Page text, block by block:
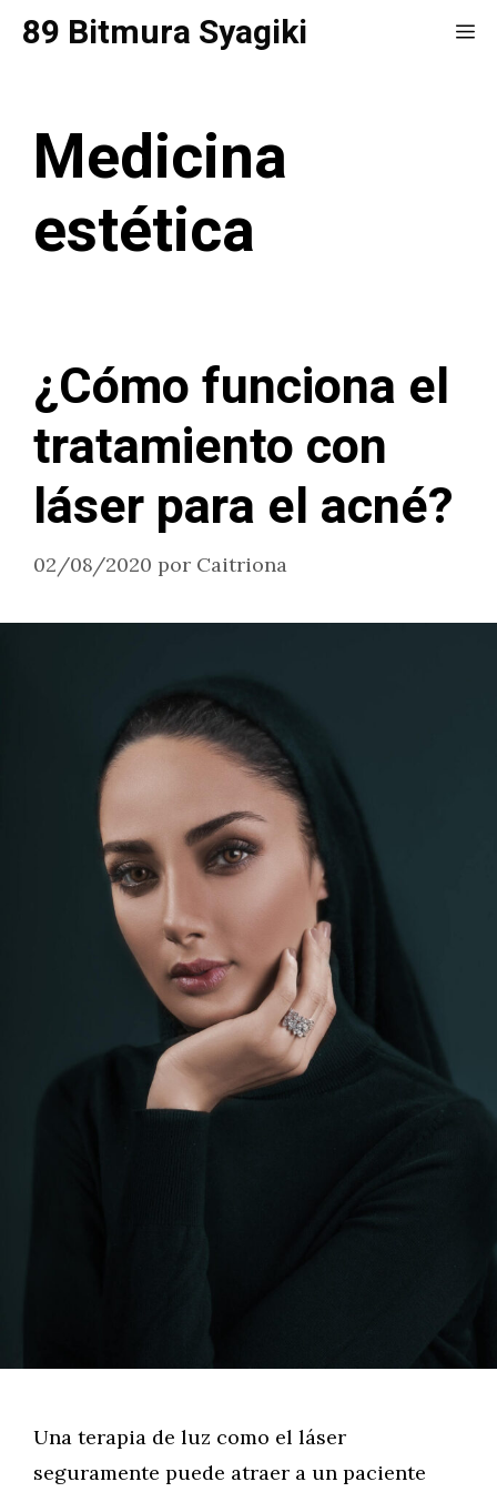
Saltar
89 Bitmura Syagiki
Medicina
estética
¿Cómo funciona el
tratamiento con
láser para el acné?
02/08/2020 por Caitriona
Una terapia de luz como el láser
seguramente puede atraer a un paciente